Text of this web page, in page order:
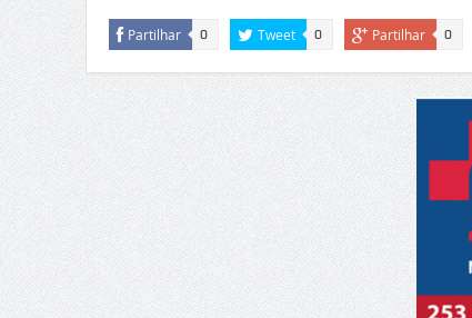
Partilhar 0 Tweet 0 Partilhar 0